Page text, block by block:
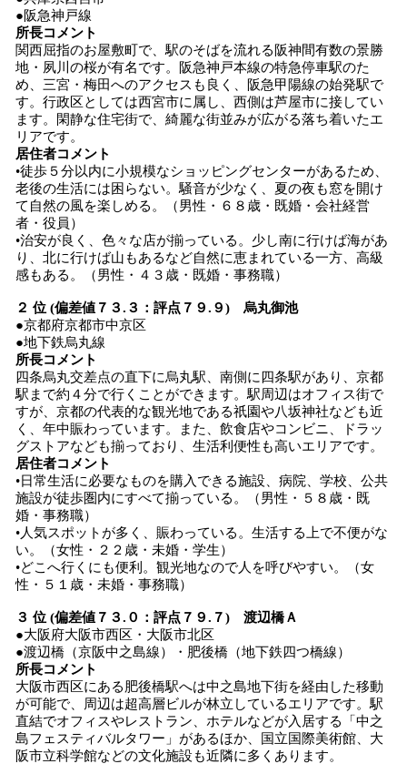
●阪急神戸線
所長コメント
関西屈指のお屋敷町で、駅のそばを流れる阪神間有数の景勝
地・夙川の桜が有名です。阪急神戸本線の特急停車駅のた
め、三宮・梅田へのアクセスも良く、阪急甲陽線の始発駅で
す。行政区としては西宮市に属し、西側は芦屋市に接してい
ます。閑静な住宅街で、綺麗な街並みが広がる落ち着いたエ
リアです。
居住者コメント
•徒歩５分以内に小規模なショッピングセンターがあるため、
老後の生活には困らない。騒音が少なく、夏の夜も窓を開け
て自然の風を楽しめる。（男性・６８歳・既婚・会社経営
者・役員）
•治安が良く、色々な店が揃っている。少し南に行けば海があ
り、北に行けば山もあるなど自然に恵まれている一方、高級
感もある。（男性・４３歳・既婚・事務職）
２ 位 (偏差値７３.３：評点７９.９) 烏丸御池
●京都府京都市中京区
●地下鉄烏丸線
所長コメント
四条烏丸交差点の直下に烏丸駅、南側に四条駅があり、京都
駅まで約４分で行くことができます。駅周辺はオフィス街で
すが、京都の代表的な観光地である祇園や八坂神社なども近
く、年中賑わっています。また、飲食店やコンビニ、ドラッ
グストアなども揃っており、生活利便性も高いエリアです。
居住者コメント
•日常生活に必要なものを購入できる施設、病院、学校、公共
施設が徒歩圏内にすべて揃っている。（男性・５８歳・既
婚・事務職）
•人気スポットが多く、賑わっている。生活する上で不便がな
い。（女性・２２歳・未婚・学生）
•どこへ行くにも便利。観光地なので人を呼びやすい。（女
性・５１歳・未婚・事務職）
３ 位 (偏差値７３.０：評点７９.７) 渡辺橋Ａ
●大阪府大阪市西区・大阪市北区
●渡辺橋（京阪中之島線）・肥後橋（地下鉄四つ橋線）
所長コメント
大阪市西区にある肥後橋駅へは中之島地下街を経由した移動
が可能で、周辺は超高層ビルが林立しているエリアです。駅
直結でオフィスやレストラン、ホテルなどが入居する「中之
島フェスティバルタワー」があるほか、国立国際美術館、大
阪市立科学館などの文化施設も近隣に多くあります。